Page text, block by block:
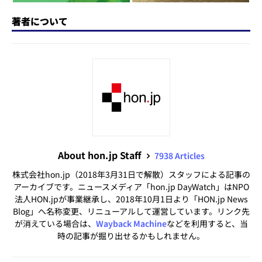
著者について
About hon.jp Staff
7938 Articles
株式会社hon.jp（2018年3月31日で解散）スタッフによる記事の
アーカイブです。ニュースメディア「hon.jp DayWatch」はNPO
法人HON.jpが事業継承し、2018年10月1日より「HON.jp News
Blog」へ名称変更、リニューアルして運営しています。リンク先
が消えている場合は、 Wayback Machineなどを利用すると、当
時の記事が掘り出せるかもしれません。